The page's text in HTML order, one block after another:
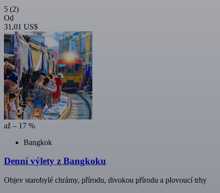
5 (2)
Od
31,01 US$
až – 17 %
Bangkok
Denní výlety z Bangkoku
Objev starobylé chrámy, přírodu, divokou přírodu a plovoucí trhy